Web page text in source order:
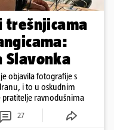
trešnjicama
Slavonka
objavila fotografije s
i to u oskudnim
pratitelje ravnodušnima
27